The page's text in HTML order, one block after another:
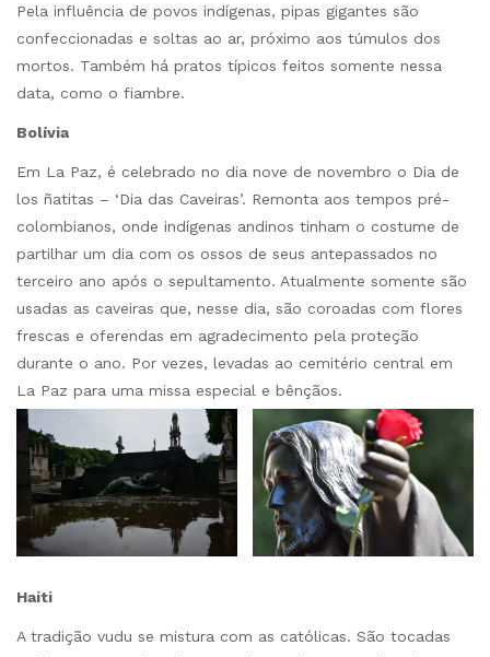
Pela influência de povos indígenas, pipas gigantes são
confeccionadas e soltas ao ar, próximo aos túmulos dos
mortos. Também há pratos típicos feitos somente nessa
data, como o fiambre.
Bolívia
Em La Paz, é celebrado no dia nove de novembro o Dia de
los ñatitas – ‘Dia das Caveiras’. Remonta aos tempos pré-
colombianos, onde indígenas andinos tinham o costume de
partilhar um dia com os ossos de seus antepassados no
terceiro ano após o sepultamento. Atualmente somente são
usadas as caveiras que, nesse dia, são coroadas com flores
frescas e oferendas em agradecimento pela proteção
durante o ano. Por vezes, levadas ao cemitério central em
La Paz para uma missa especial e bênçãos.
Haiti
A tradição vudu se mistura com as católicas. São tocadas